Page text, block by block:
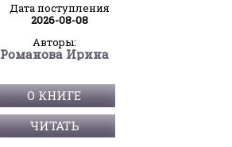
Дата поступления
2026-08-08
Авторы:
Романова Ирина
О КНИГЕ
ЧИТАТЬ